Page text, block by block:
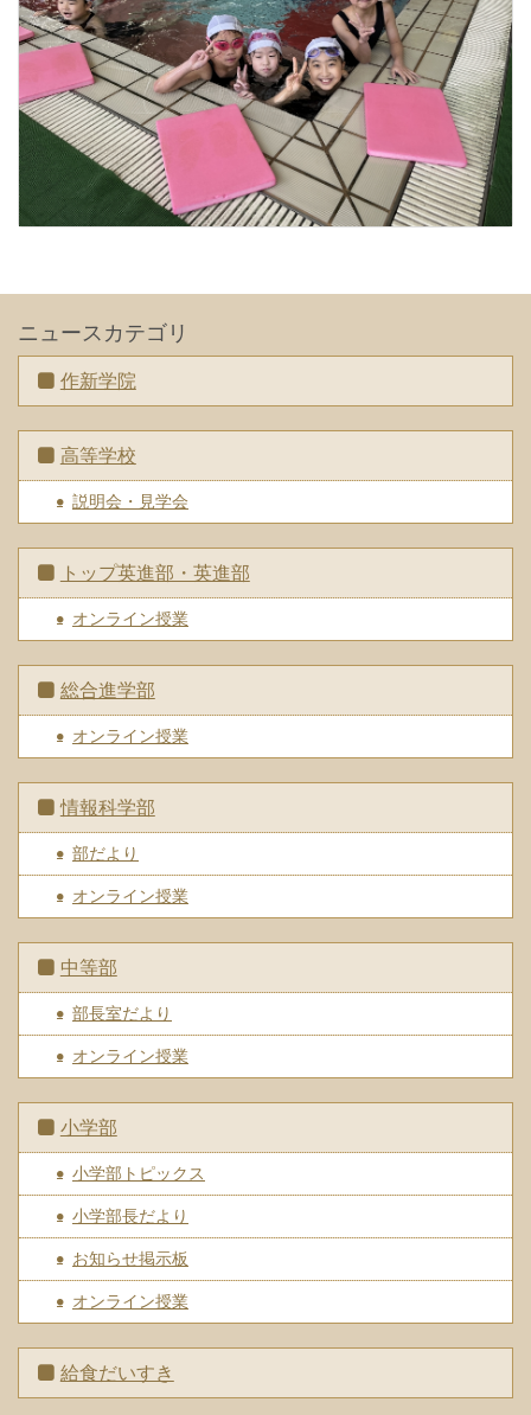
ニュースカテゴリ
作新学院
高等学校
説明会・見学会
トップ英進部・英進部
オンライン授業
総合進学部
オンライン授業
情報科学部
部だより
オンライン授業
中等部
部長室だより
オンライン授業
小学部
小学部トピックス
小学部長だより
お知らせ掲示板
オンライン授業
給食だいすき